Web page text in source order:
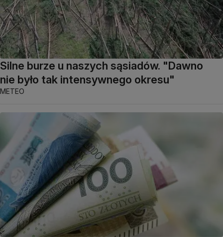
Silne burze u naszych sąsiadów. "Dawno
nie było tak intensywnego okresu"
METEO